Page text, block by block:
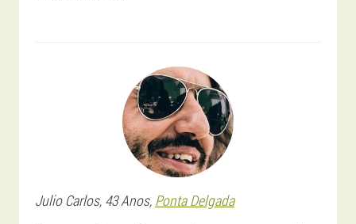
Julio Carlos, 43 Anos, Ponta Delgada